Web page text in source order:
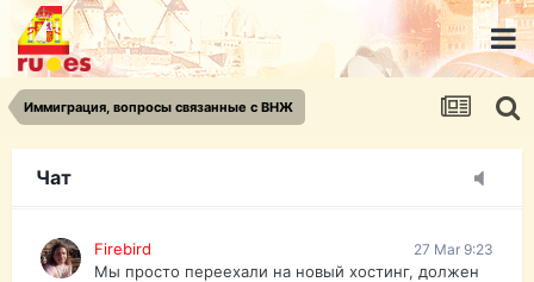
Иммиграция, вопросы связанные с ВНЖ
Чат
urist.dokument@gmail.com
https://pasport-ua.com/
Телеграмм @uristpassua
Firebird
Друзья - из России без VPN сайт и форум
Firebird 27 Mar 9:23
Мы просто переехали на новый хостинг, должен